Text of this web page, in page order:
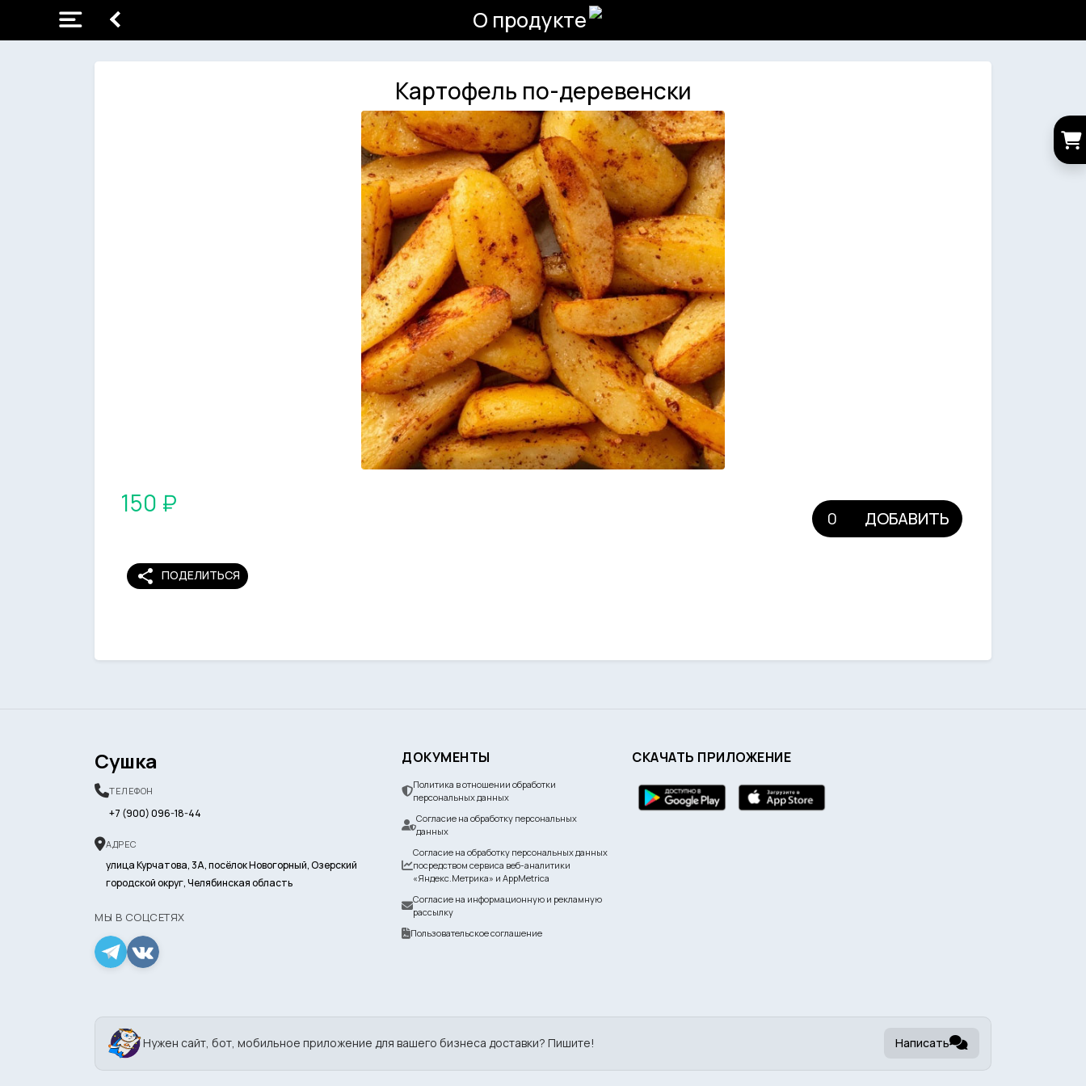
О продукте
Картофель по-деревенски
150 ₽
ДОБАВИТЬ
share ПОДЕЛИТЬСЯ
Сушка
ТЕЛЕФОН
+7 (900) 096-18-44
АДРЕС
улица Курчатова, 3А, посёлок Новогорный, Озерский
городской округ, Челябинская область
МЫ В СОЦСЕТЯХ
ДОКУМЕНТЫ
Политика в отношении обработки
персональных данных
Согласие на обработку персональных
данных
Согласие на обработку персональных данных
посредством сервиса веб-аналитики
«Яндекс.Метрика» и AppMetrica
Согласие на информационную и рекламную
рассылку
Пользовательское соглашение
СКАЧАТЬ ПРИЛОЖЕНИЕ
Нужен сайт, бот, мобильное приложение для вашего бизнеса доставки? Пишите! Написать